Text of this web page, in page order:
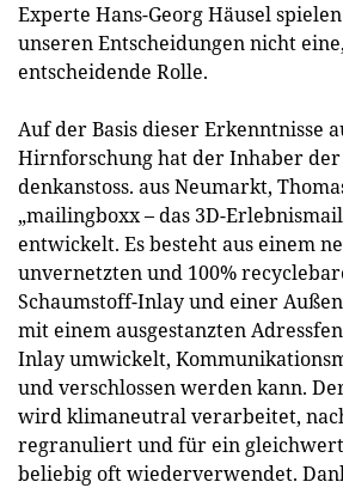
Experte Hans-Georg Häusel
unseren Entscheidungen nicht
entscheidende Rolle.
Auf der Basis dieser Erkenntnisse
Hirnforschung hat der Inhaber
denkanstoss. aus Neumarkt,
„mailingboxx – das 3D-
entwickelt. Es besteht aus einem
unvernetzten und 100%
Schaumstoff-Inlay und einer
mit einem ausgestanzten
Inlay umwickelt,
und verschlossen werden kann.
wird klimaneutral verarbeitet,
regranuliert und für ein
beliebig oft wiederverwendet.